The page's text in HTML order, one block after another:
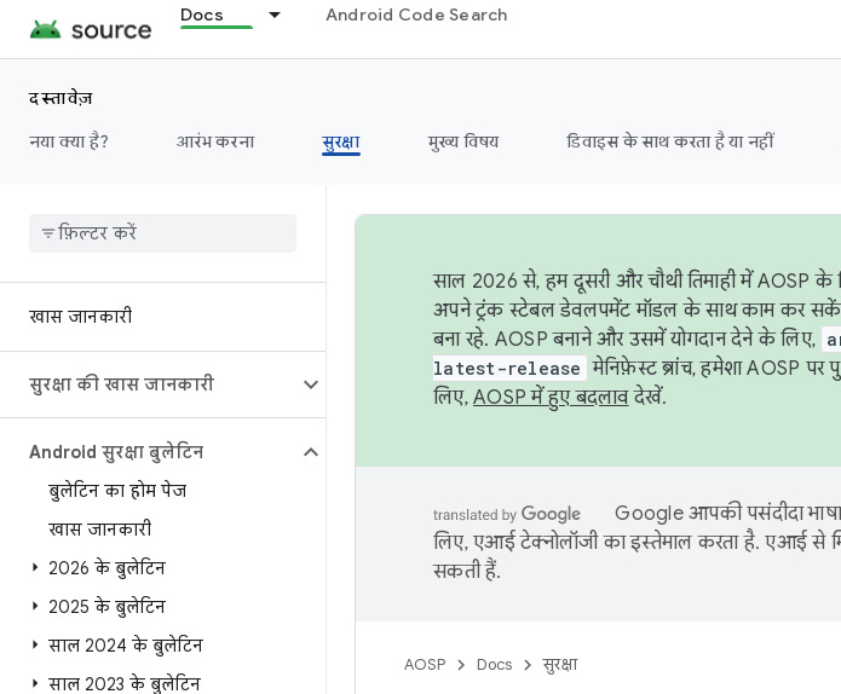
Docs Android Code Search
दस्तावेज़
नया क्या है?
आरंभ करना सुरक्षा मुख्य विषय डिवाइस के साथ करता है या नहीं
खास जानकारी
सुरक्षा की खास जानकारी
Android सुरक्षा बुलेटिन
बुलेटिन का होम पेज
खास जानकारी
2026 के बुलेटिन
2025 के बुलेटिन
साल 2024 के बुलेटिन
साल 2023 के बुलेटिन
साल 2026 से, हम दूसरी और चौथी तिमाही में AOSP
अपने ट्रंक स्टेबल डेवलपमेंट मॉडल के साथ काम कर सकें
बना रहे. AOSP बनाने और उसमें योगदान देने के लिए,
latest-release मेनिफ़ेस्ट ब्रांच, हमेशा AOSP
लिए, AOSP में हुए बदलावदेखें.
Google आपकी पसंदीदा
लिए, एआई टेक्नोलॉजी का इस्तेमाल करता है. एआई से
सकती हैं.
AOSP Docs सुरक्षा